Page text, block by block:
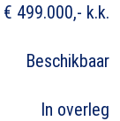
€ 499.000,- k.k.
Beschikbaar
In overleg